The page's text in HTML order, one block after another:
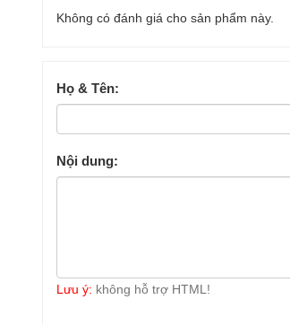
Không có đánh giá cho sản phẩm này.
Họ & Tên:
Nội dung:
Lưu ý: không hỗ trợ HTML!